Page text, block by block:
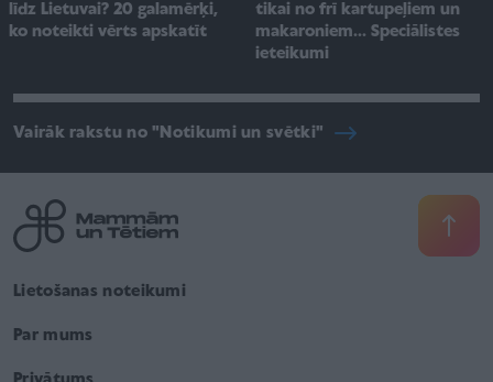
līdz Lietuvai? 20 galamērķi,
ko noteikti vērts apskatīt
tikai no frī kartupeļiem un
makaroniem... Speciālistes
ieteikumi
Vairāk rakstu no "Notikumi un svētki"
Lietošanas noteikumi
Par mums